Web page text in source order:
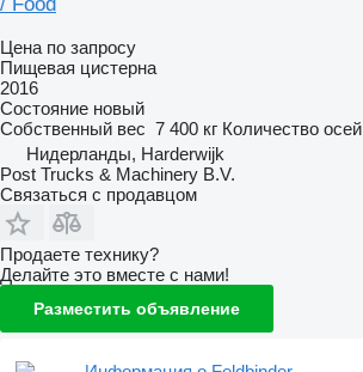
Цена по запросу
Пищевая цистерна
2016
Состояние новый
Собственный вес 7 400 кг Количество осей
Нидерланды, Harderwijk
Post Trucks & Machinery B.V.
Связаться с продавцом
Продаете технику?
Делайте это вместе с нами!
Разместить объявление